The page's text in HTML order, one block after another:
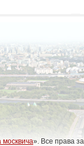
москвича». Все права